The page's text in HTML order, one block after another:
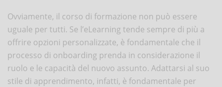
Ovviamente, il corso di formazione non può essere
uguale per tutti. Se l’eLearning tende sempre di più a
offrire opzioni personalizzate, è fondamentale che il
processo di onboarding prenda in considerazione il
ruolo e le capacità del nuovo assunto. Adattarsi al suo
stile di apprendimento, infatti, è fondamentale per